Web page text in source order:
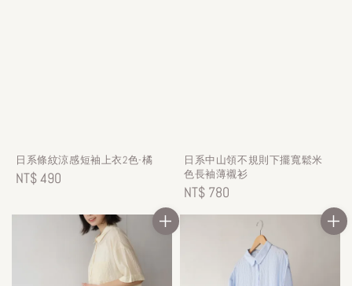
日系條紋涼感短袖上衣2色-橘
Regular
NT$ 490
日系中山領不規則下擺寬鬆米
色長袖薄襯衫
Regular
price
NT$ 780